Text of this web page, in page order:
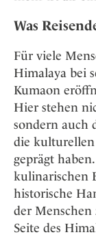
Was
Für viele
Himalaya bei
Kumaon
Hier stehen
sondern auch
die kulturellen
geprägt
kulinarischen
historische
der
Seite des